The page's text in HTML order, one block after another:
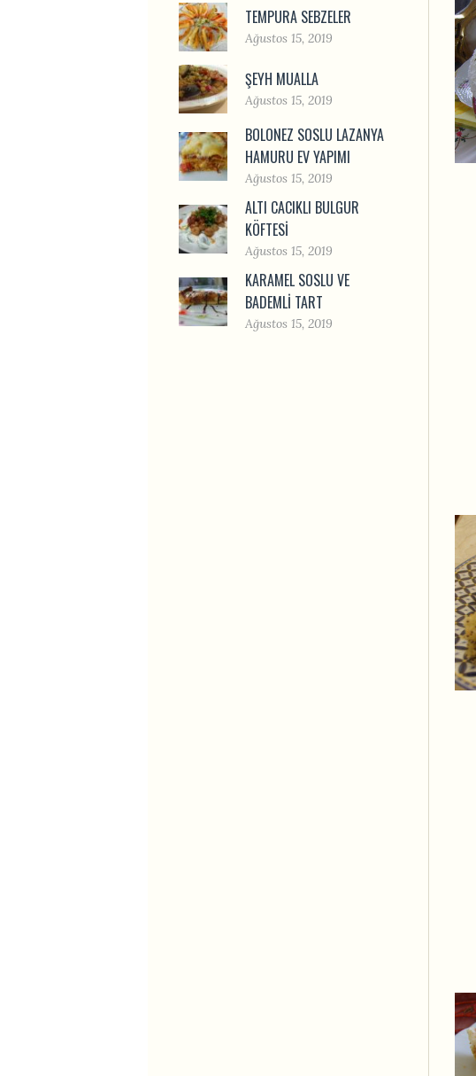
TEMPURA SEBZELER
Ağustos 15, 2019
ŞEYH MUALLA
Ağustos 15, 2019
BOLONEZ SOSLU LAZANYA
HAMURU EV YAPIMI
Ağustos 15, 2019
ALTI CACIKLI BULGUR
KÖFTESI
Ağustos 15, 2019
KARAMEL SOSLU VE
BADEMLI TART
Ağustos 15, 2019